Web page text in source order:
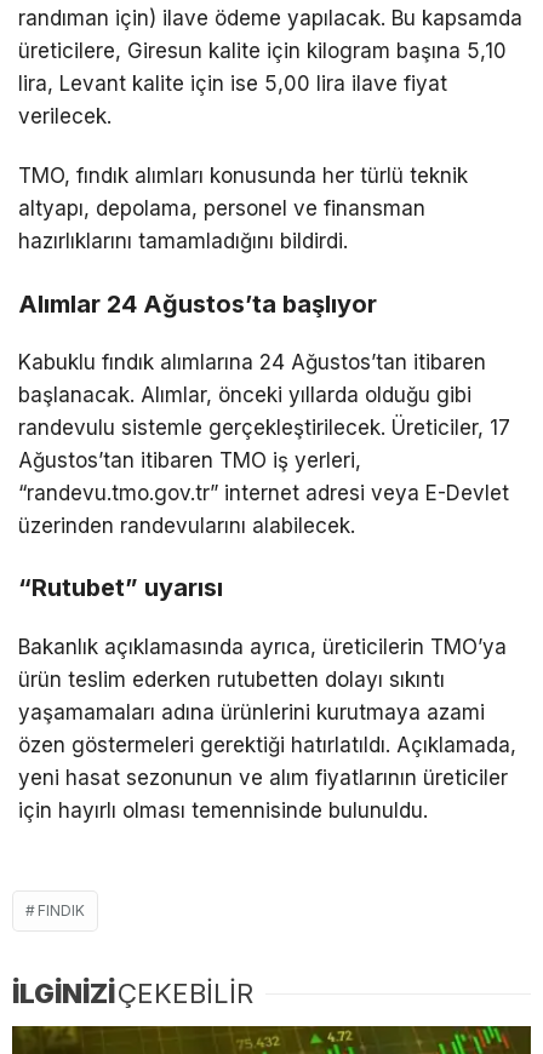
randıman için) ilave ödeme yapılacak. Bu kapsamda
üreticilere, Giresun kalite için kilogram başına 5,10
lira, Levant kalite için ise 5,00 lira ilave fiyat
verilecek.
TMO, fındık alımları konusunda her türlü teknik
altyapı, depolama, personel ve finansman
hazırlıklarını tamamladığını bildirdi.
Alımlar 24 Ağustos’ta başlıyor
Kabuklu fındık alımlarına 24 Ağustos’tan itibaren
başlanacak. Alımlar, önceki yıllarda olduğu gibi
randevulu sistemle gerçekleştirilecek. Üreticiler, 17
Ağustos’tan itibaren TMO iş yerleri,
“randevu.tmo.gov.tr” internet adresi veya E-Devlet
üzerinden randevularını alabilecek.
“Rutubet” uyarısı
Bakanlık açıklamasında ayrıca, üreticilerin TMO’ya
ürün teslim ederken rutubetten dolayı sıkıntı
yaşamamaları adına ürünlerini kurutmaya azami
özen göstermeleri gerektiği hatırlatıldı. Açıklamada,
yeni hasat sezonunun ve alım fiyatlarının üreticiler
için hayırlı olması temennisinde bulunuldu.
FINDIK
İLGİNİZİÇEKEBİLİR